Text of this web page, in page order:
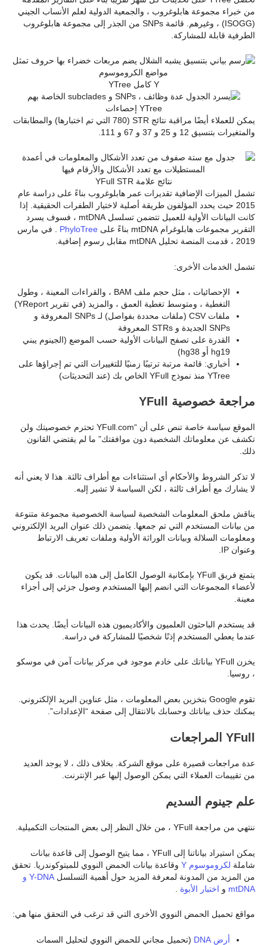
من خبراء مجموعة هابلوغروب ، والجمعية الدولية لعلم الأنساب الجيني
(ISOGG) ، وغيرهم. قائمة SNPs من الجذر إلى مجموعة هابلوغروب
الطرفية قابلة للمشاركة.
Y كامل YTree
YTree إحصاءات
يمكن للعملاء أيضًا مراقبة نتائج STR (780 التي تم اختبارها) والمطابقات
والمتغيرات بتنسيق 12 و 25 و 37 و 67 و 111.
نتائج علامة YFull STR
تشمل الميزات الإضافية تقديرات عمر هابلوغروب بناءً على دراسة عام
2015 حيث يحدد المؤلفون طريقة أصلية لاختيار الطفرات الحقيقية. إذا
كانت البيانات الأولية للعميل تتضمن تسلسل mtDNA ، فسوف يسرد
التقرير مجموعات هابلوغرام mtDNA بناءً على
PhyloTree . في مارس
2019 ، قدمت المنصة تحليل mtDNA مقابل رسوم إضافية.
تشمل الخدمات الأخرى:
الإحصائيات ، مثل حجم ملف BAM ، والقراءات المعينة ، وطول
التغطية ، ومتوسط تغطية العمق ، والمزيد (في تقرير YReport)
ملفات CSV (ملفات محددة بفواصل) لـ SNPs المعروفة و
SNPs الجديدة و STRs المعروفة
القدرة على تصفح البيانات الأولية حسب الموضع (الجينوم يبني
hg19 أو hg38)
أخباري: قائمة مرتبة ترتيبًا زمنيًا للتغييرات التي تم إجراؤها على
YTree منذ نموذج YFull الخاص بك (عند التحديثات)
مراجعة خصوصية YFull
الموقع سياسة خاصة تنص على أن “YFull.com تحترم خصوصيتك ولن
تكشف عن معلوماتك الشخصية دون موافقتك” ما لم يقتضي القانون
ذلك.
لا تذكر الشروط والأحكام أي استثناءات مع أطراف ثالثة. هذا لا يعني أنه
لا يشارك مع أطراف ثالثة ، لكن السياسة لا تشير إليه.
يناقش ملحق المعلومات الشخصية لسياسة الخصوصية مجموعة متنوعة
من بيانات المستخدم التي تم جمعها. يتضمن ذلك عنوان البريد الإلكتروني
ومعلومات السلالة وبيانات الوراثة الأولية وملفات تعريف الارتباط
وعنوان IP.
يتمتع فريق YFull بإمكانية الوصول الكامل إلى هذه البيانات. قد يكون
لأعضاء المجموعات التي انضم إليها المستخدم وصول جزئي إلى أجزاء
معينة.
قد يستخدم الباحثون العلميون والأكاديميون هذه البيانات أيضًا. يحدث هذا
عندما يعطي المستخدم إذنًا شخصيًا للمشاركة في دراسة.
يخزن YFull بياناتك على خادم موجود في مركز بيانات آمن في موسكو
، روسيا.
تقوم Google بتخزين بعض المعلومات ، مثل عناوين البريد الإلكتروني.
يمكنك حذف بياناتك وحسابك بالانتقال إلى صفحة “الإعدادات”.
YFull المراجعات
عدة مراجعات قصيرة على موقع الشركة. بخلاف ذلك ، لا يوجد العديد
من تقييمات العملاء التي يمكن الوصول إليها عبر الإنترنت.
علم جينوم السديم
ننتهي من مراجعة YFull ، من خلال النظر إلى بعض المنتجات التكميلية.
يمكن استيراد بياناتنا إلى YFull ، مما يتيح الوصول إلى قاعدة بيانات
شاملة لكروموسوم Y
وقاعدة بيانات الحمض النووي للميتوكوندريا. تحقق
من المزيد من المدونة لمعرفة المزيد حول أهمية التسلسل
Y-DNA و
mtDNA و اختبار الأبوة
مواقع تحميل الحمض النووي الأخرى التي قد ترغب في التحقق منها هي:
أرض DNA
(تحميل مجاني للحمض النووي لتحليل السمات